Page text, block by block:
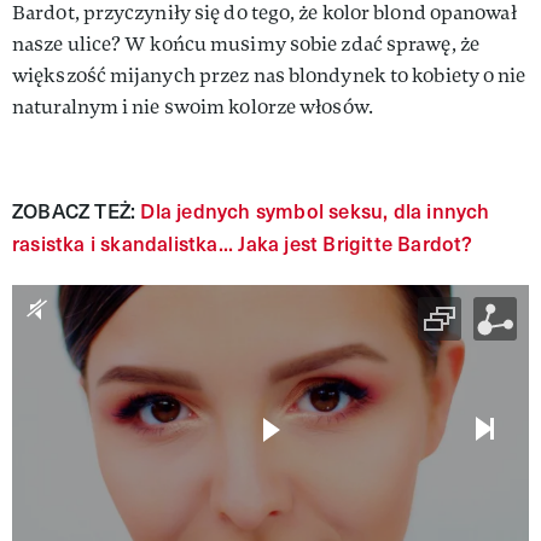
Bardot, przyczyniły się do tego, że kolor blond opanował
nasze ulice? W końcu musimy sobie zdać sprawę, że
większość mijanych przez nas blondynek to kobiety o nie
naturalnym i nie swoim kolorze włosów.
ZOBACZ TEŻ: Dla jednych symbol seksu, dla innych
rasistka i skandalistka... Jaka jest Brigitte Bardot?